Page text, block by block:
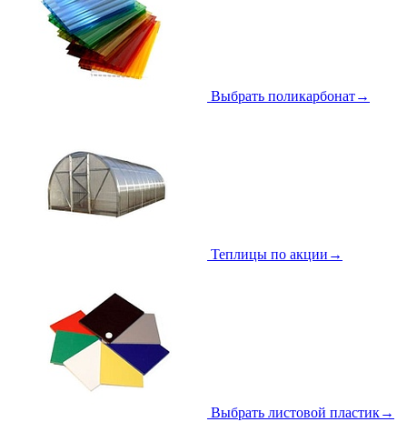
Выбрать поликарбонат→
Теплицы по акции →
Выбрать листовой пластик→